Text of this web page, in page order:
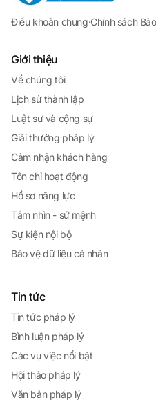
Điều khoản chung·Chính sách
Giới thiệu
Về chúng tôi
Lịch sử thành lập
Luật sư và cộng sự
Giải thưởng pháp lý
Cảm nhận khách hàng
Tôn chỉ hoạt động
Hồ sơ năng lực
Tầm nhìn - sứ mệnh
Sự kiện nội bộ
Bảo vệ dữ liệu cá nhân
Tin tức
Tin tức pháp lý
Bình luận pháp lý
Các vụ việc nổi bật
Hội thảo pháp lý
Văn bản pháp lý